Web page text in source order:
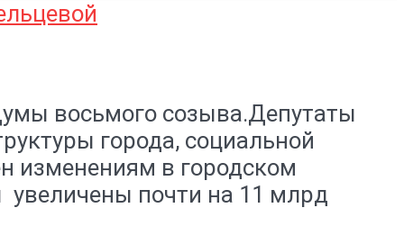
восьмого созыва.Депутаты
города, социальной
изменениям в городском
увеличены почти на 11 млрд